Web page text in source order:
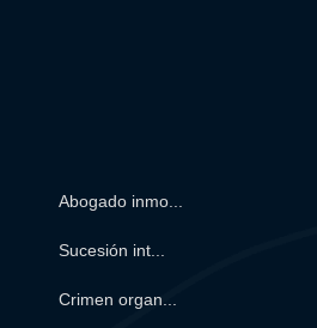
Abogado inmo...
Sucesión int...
Crimen organ...